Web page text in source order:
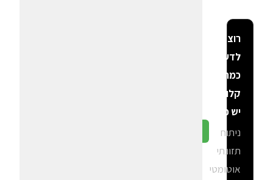
רוצה
לדעת
כמה
קלוריות
יש פה?
ניתוח
תזונתי
אוטומטי